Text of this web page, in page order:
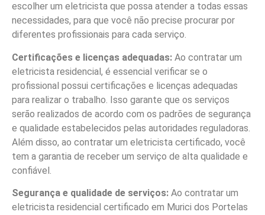
escolher um eletricista que possa atender a todas essas
necessidades, para que você não precise procurar por
diferentes profissionais para cada serviço.
Certificações e licenças adequadas: Ao contratar um
eletricista residencial, é essencial verificar se o
profissional possui certificações e licenças adequadas
para realizar o trabalho. Isso garante que os serviços
serão realizados de acordo com os padrões de segurança
e qualidade estabelecidos pelas autoridades reguladoras.
Além disso, ao contratar um eletricista certificado, você
tem a garantia de receber um serviço de alta qualidade e
confiável.
Segurança e qualidade de serviços: Ao contratar um
eletricista residencial certificado em Murici dos Portelas